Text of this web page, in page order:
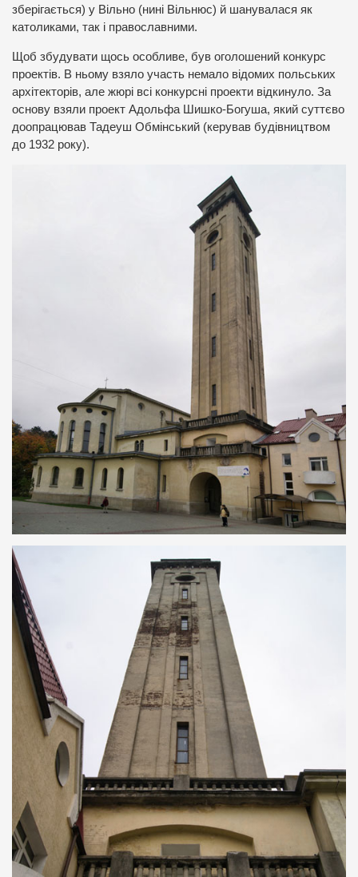
зберігається) у Вільно (нині Вільнюс) й шанувалася як
католиками, так і православними.
Щоб збудувати щось особливе, був оголошений конкурс
проектів. В ньому взяло участь немало відомих польських
архітекторів, але жюрі всі конкурсні проекти відкинуло. За
основу взяли проект Адольфа Шишко-Богуша, який суттєво
доопрацював Тадеуш Обмінський (керував будівництвом
до 1932 року).